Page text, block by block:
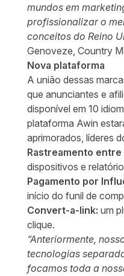
mundos em
profissionalizar o
conceitos do Reino
Genoveze, Country
Nova plataforma
A união dessas
que anunciantes e
disponível em 10
plataforma Awin
aprimorados, líderes
Rastreamento
dispositivos e
Pagamento por
início do funil de
Convert-a-link: um
clique.
“Anteriormente,
tecnologias
focamos toda a